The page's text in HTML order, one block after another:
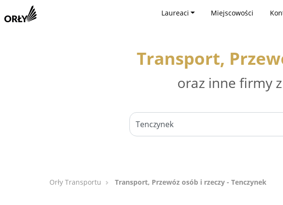
Laureaci Miejscowości
Transport,
oraz inne firmy
Orły Transportu Transport, Przewóz osób i rzeczy - Tenczynek